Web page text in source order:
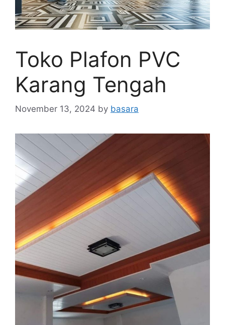
Toko Plafon PVC
Karang Tengah
November 13, 2024 by basara